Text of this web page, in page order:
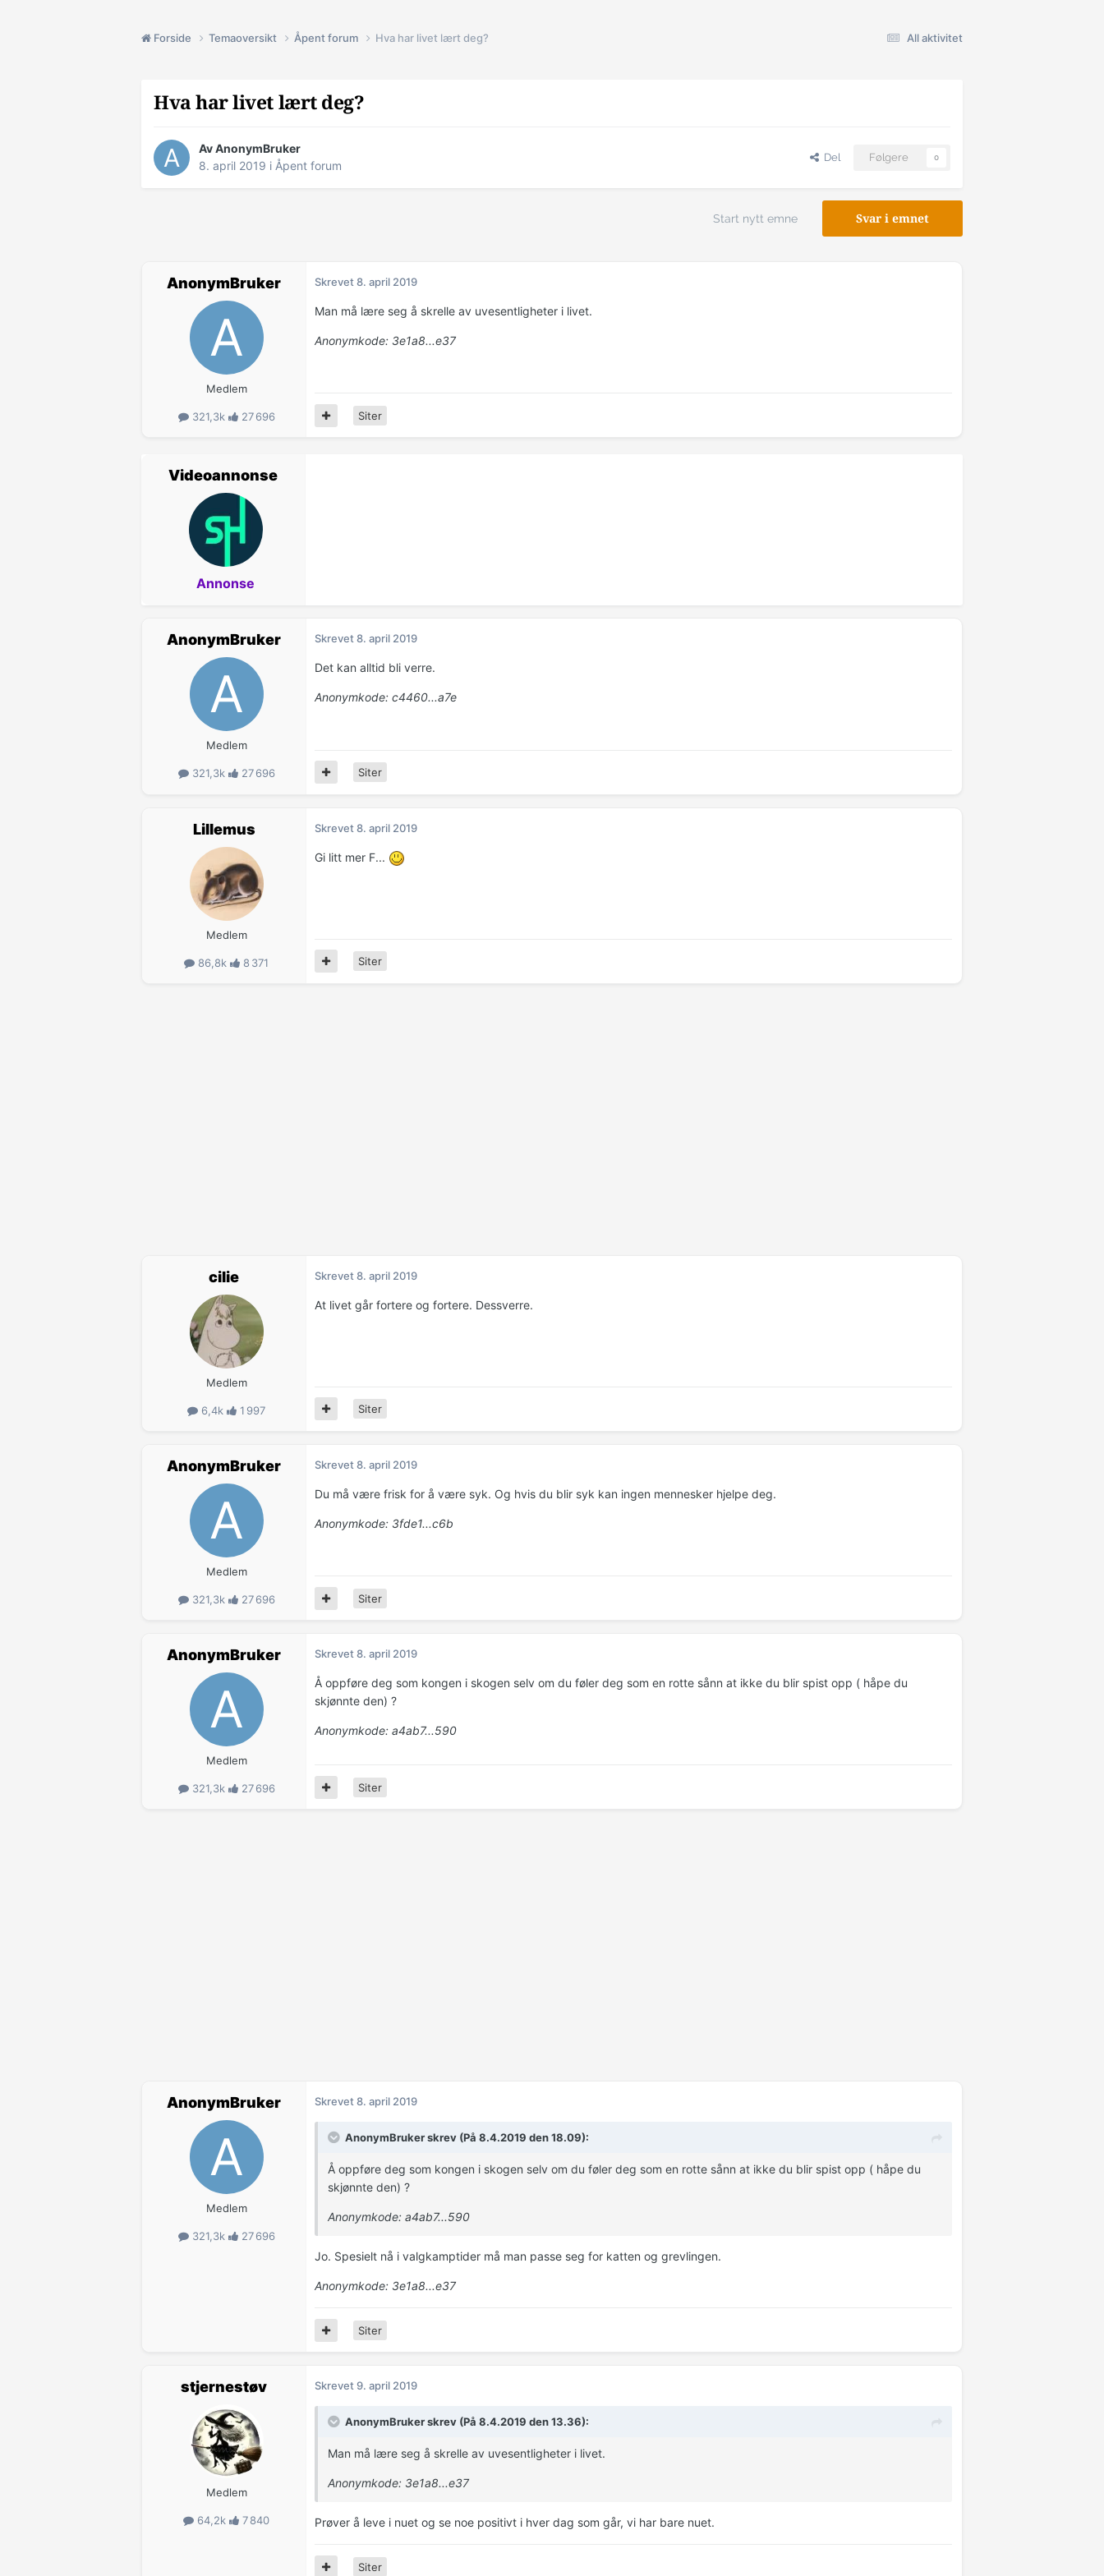
All aktivitet
Forside Temaoversikt Åpent forum Hva har livet lært deg?
Hva har livet lært deg?
Av AnonymBruker
8. april 2019 i Åpent forum
Del Følgere 0
Svar i emnet
Start nytt emne
AnonymBruker
Medlem
321,3k 27 696
Skrevet8. april 2019
Man må lære seg å skrelle av uvesentligheter i livet.
Anonymkode: 3e1a8...e37
Siter
Videoannonse
Annonse
AnonymBruker
Medlem
321,3k 27 696
Skrevet8. april 2019
Det kan alltid bli verre.
Anonymkode: c4460...a7e
Siter
Lillemus
Medlem
86,8k 8 371
Skrevet8. april 2019
Gi litt mer F...
Siter
cilie
Medlem
6,4k 1 997
Skrevet8. april 2019
At livet går fortere og fortere. Dessverre.
Siter
AnonymBruker
Medlem
321,3k 27 696
Skrevet8. april 2019
Du må være frisk for å være syk. Og hvis du blir syk kan ingen mennesker hjelpe deg.
Anonymkode: 3fde1...c6b
Siter
AnonymBruker
Medlem
321,3k 27 696
Skrevet8. april 2019
Å oppføre deg som kongen i skogen selv om du føler deg som en rotte sånn at ikke du blir spist opp ( håpe du
skjønnte den) ?
Anonymkode: a4ab7...590
Siter
AnonymBruker
Medlem
321,3k 27 696
Skrevet8. april 2019
AnonymBruker skrev (På 8.4.2019 den 18.09):
Å oppføre deg som kongen i skogen selv om du føler deg som en rotte sånn at ikke du blir spist opp ( håpe du
skjønnte den) ?
Anonymkode: a4ab7...590
Jo. Spesielt nå i valgkamptider må man passe seg for katten og grevlingen.
Anonymkode: 3e1a8...e37
Siter
stjernestøv
Medlem
64,2k 7 840
Skrevet9. april 2019
AnonymBruker skrev (På 8.4.2019 den 13.36):
Man må lære seg å skrelle av uvesentligheter i livet.
Anonymkode: 3e1a8...e37
Prøver å leve i nuet og se noe positivt i hver dag som går, vi har bare nuet.
Siter